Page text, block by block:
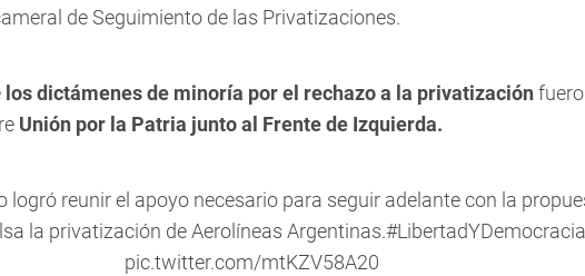
de Seguimiento de las Privatizaciones.
los dictámenes de minoría por el rechazo a la privatización
Unión por la Patria junto al Frente de Izquierda.
logró reunir el apoyo necesario para seguir adelante con la
la privatización de Aerolíneas Argentinas.#LibertadYDemocracia
pic.twitter.com/mtKZV58A20